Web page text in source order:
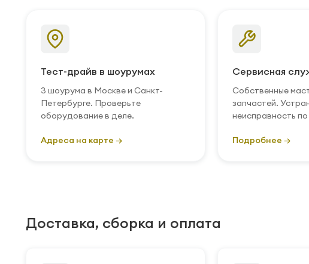
Тест-драйв в шоурумах
3 шоурума в Москве и Санкт-
Петербурге. Проверьте
оборудование в деле.
Адреса на карте →
Сервисная
Собственные
запчастей.
неисправность
Подробнее →
Доставка, сборка и оплата